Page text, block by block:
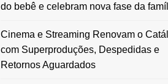
do bebê e celebram nova fase da
Cinema e Streaming Renovam o
com Superproduções, Despedidas e
Retornos Aguardados